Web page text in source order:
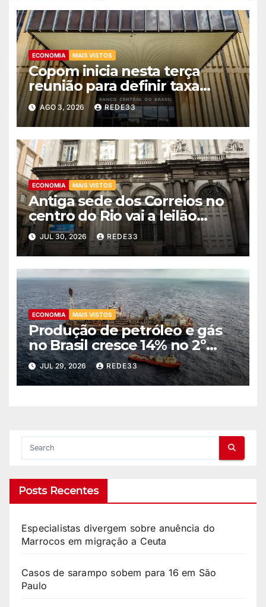
ECONOMIA MAIS VISTOS
Copom inicia nesta terça
reunião para definir taxa
básica de juros
AGO 3, 2026 REDE33
ECONOMIA MAIS VISTOS
Antiga sede dos Correios no
centro do Rio vai a leilão
nesta quinta
JUL 30, 2026 REDE33
ECONOMIA MAIS VISTOS
Produção de petróleo e gás
no Brasil cresce 14% no 2º
trimestre
JUL 29, 2026 REDE33
Posts Recentes
Especialistas divergem sobre anuência do
Marrocos em migração a Ceuta
Casos de sarampo sobem para 16 em São
Paulo